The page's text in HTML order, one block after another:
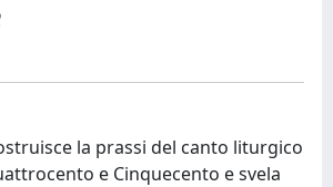
la prassi del canto liturgico
e Cinquecento e svela